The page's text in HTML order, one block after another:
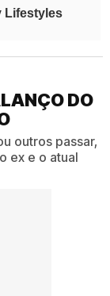
DO
outros passar,
ex e o atual